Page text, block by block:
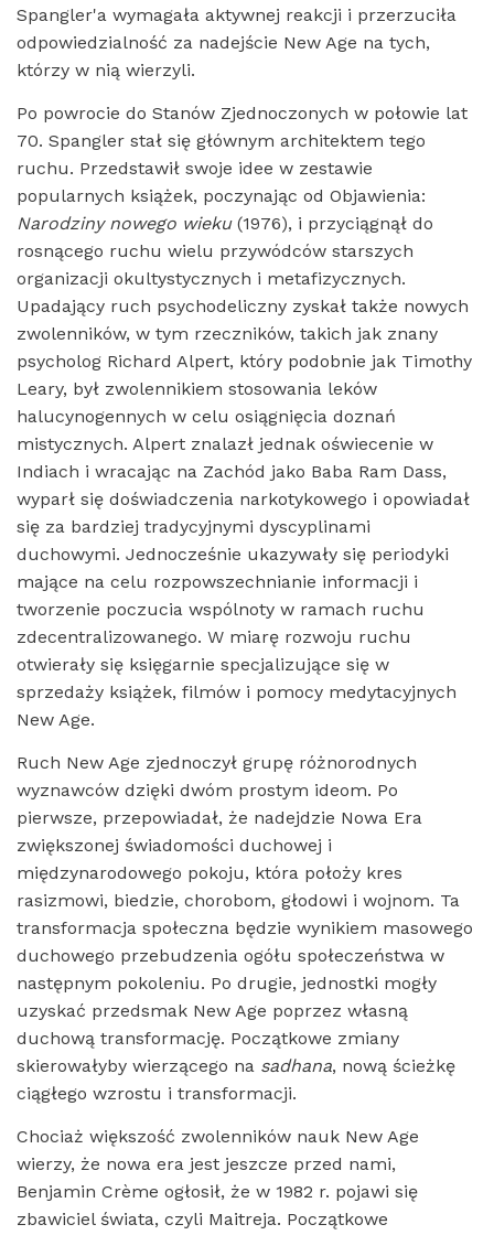
Spangler'a wymagała aktywnej reakcji i przerzuciła
odpowiedzialność za nadejście New Age na tych,
którzy w nią wierzyli.
Po powrocie do Stanów Zjednoczonych w połowie lat
70. Spangler stał się głównym architektem tego
ruchu. Przedstawił swoje idee w zestawie
popularnych książek, poczynając od Objawienia:
Narodziny nowego wieku(1976), i przyciągnął do
rosnącego ruchu wielu przywódców starszych
organizacji okultystycznych i metafizycznych.
Upadający ruch psychodeliczny zyskał także nowych
zwolenników, w tym rzeczników, takich jak znany
psycholog Richard Alpert, który podobnie jak Timothy
Leary, był zwolennikiem stosowania leków
halucynogennych w celu osiągnięcia doznań
mistycznych. Alpert znalazł jednak oświecenie w
Indiach i wracając na Zachód jako Baba Ram Dass,
wyparł się doświadczenia narkotykowego i opowiadał
się za bardziej tradycyjnymi dyscyplinami
duchowymi. Jednocześnie ukazywały się periodyki
mające na celu rozpowszechnianie informacji i
tworzenie poczucia wspólnoty w ramach ruchu
zdecentralizowanego. W miarę rozwoju ruchu
otwierały się księgarnie specjalizujące się w
sprzedaży książek, filmów i pomocy medytacyjnych
New Age.
Ruch New Age zjednoczył grupę różnorodnych
wyznawców dzięki dwóm prostym ideom. Po
pierwsze, przepowiadał, że nadejdzie Nowa Era
zwiększonej świadomości duchowej i
międzynarodowego pokoju, która położy kres
rasizmowi, biedzie, chorobom, głodowi i wojnom. Ta
transformacja społeczna będzie wynikiem masowego
duchowego przebudzenia ogółu społeczeństwa w
następnym pokoleniu. Po drugie, jednostki mogły
uzyskać przedsmak New Age poprzez własną
duchową transformację. Początkowe zmiany
skierowałyby wierzącego na sadhana, nową ścieżkę
ciągłego wzrostu i transformacji.
Chociaż większość zwolenników nauk New Age
wierzy, że nowa era jest jeszcze przed nami,
Benjamin Crème ogłosił, że w 1982 r. pojawi się
zbawiciel świata, czyli Maitreja. Początkowe